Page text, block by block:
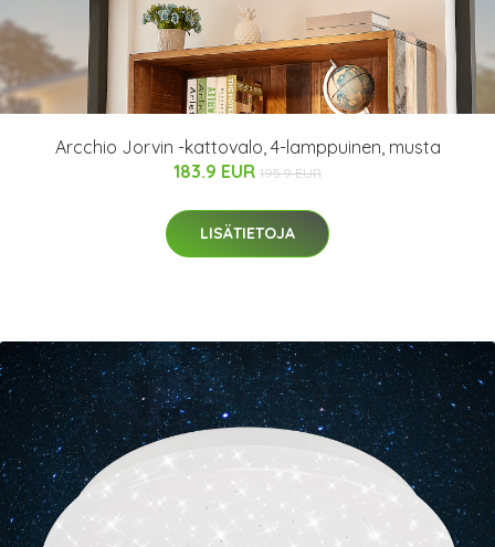
Arcchio Jorvin -kattovalo, 4-lamppuinen, musta
183.9 EUR 195.9 EUR
LISÄTIETOJA